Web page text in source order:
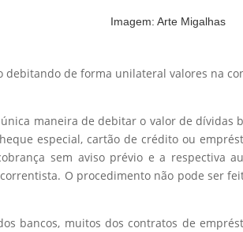
Imagem: Arte Migalhas
debitando de forma unilateral valores na
maneira de debitar o valor de dívidas
especial, cartão de crédito ou
sem aviso prévio e a respectiva
O procedimento não pode ser
bancos, muitos dos contratos de